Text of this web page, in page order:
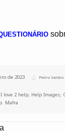
de 2023 Autor
Pedro Santos
,I love 2 help; Help Images;
Mafra